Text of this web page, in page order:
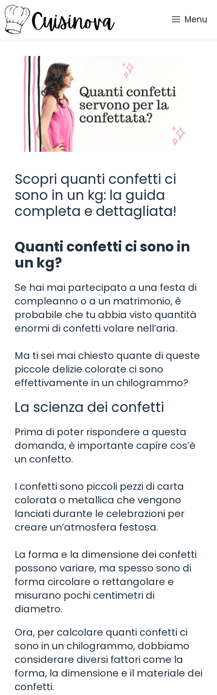
Vai
al
contenuto
Menu
Scopri quanti confetti ci
sono in un kg: la guida
completa e dettagliata!
Quanti confetti ci sono in
un kg?
Se hai mai partecipato a una festa di
compleanno o a un matrimonio, è
probabile che tu abbia visto quantità
enormi di confetti volare nell’aria.
Ma ti sei mai chiesto quante di queste
piccole delizie colorate ci sono
effettivamente in un chilogrammo?
La scienza dei confetti
Prima di poter rispondere a questa
domanda, è importante capire cos’è
un confetto.
I confetti sono piccoli pezzi di carta
colorata o metallica che vengono
lanciati durante le celebrazioni per
creare un’atmosfera festosa.
La forma e la dimensione dei confetti
possono variare, ma spesso sono di
forma circolare o rettangolare e
misurano pochi centimetri di
diametro.
Ora, per calcolare quanti confetti ci
sono in un chilogrammo, dobbiamo
considerare diversi fattori come la
forma, la dimensione e il materiale dei
confetti.